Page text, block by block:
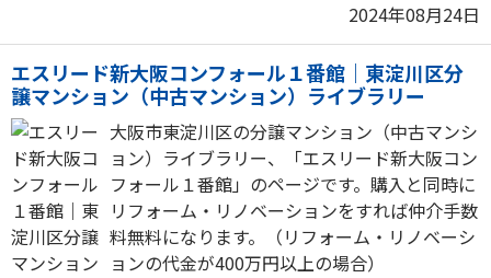
2024年08月24日
エスリード新大阪コンフォール１番館｜東淀川区分
譲マンション（中古マンション）ライブラリー
大阪市東淀川区の分譲マンション（中古マンシ
ョン）ライブラリー、「エスリード新大阪コン
フォール１番館」のページです。購入と同時に
リフォーム・リノベーションをすれば仲介手数
料無料になります。（リフォーム・リノベーシ
ョンの代金が400万円以上の場合）